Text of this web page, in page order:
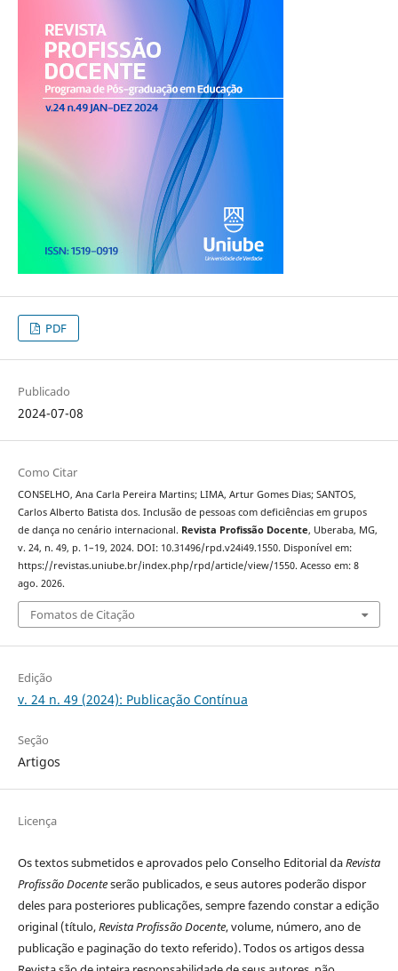
PDF
Publicado
2024-07-08
Como Citar
CONSELHO, Ana Carla Pereira Martins; LIMA, Artur Gomes Dias; SANTOS,
Carlos Alberto Batista dos. Inclusão de pessoas com deficiências em grupos
de dança no cenário internacional. Revista Profissão Docente, Uberaba, MG,
v. 24, n. 49, p. 1–19, 2024. DOI: 10.31496/rpd.v24i49.1550. Disponível em:
https://revistas.uniube.br/index.php/rpd/article/view/1550. Acesso em: 8
ago. 2026.
Fomatos de Citação
Edição
v. 24 n. 49 (2024): Publicação Contínua
Seção
Artigos
Licença
Os textos submetidos e aprovados pelo Conselho Editorial daRevista
Profissão Docenteserão publicados, e seus autores poderão dispor
deles para posteriores publicações, sempre fazendo constar a edição
original (título,Revista Profissão Docente, volume, número, ano de
publicação e paginação do texto referido). Todos os artigos dessa